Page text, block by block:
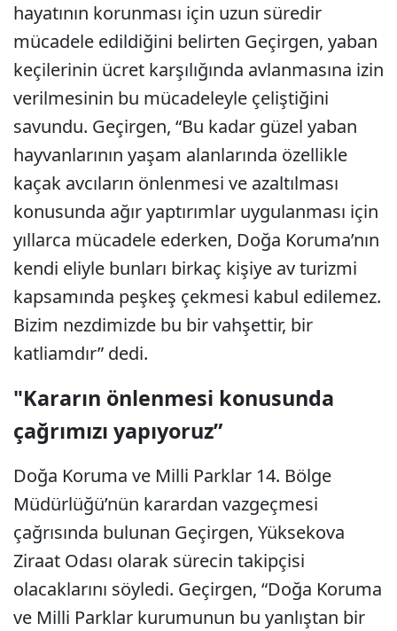
hayatının korunması için uzun süredir
mücadele edildiğini belirten Geçirgen, yaban
keçilerinin ücret karşılığında avlanmasına izin
verilmesinin bu mücadeleyle çeliştiğini
savundu. Geçirgen, “Bu kadar güzel yaban
hayvanlarının yaşam alanlarında özellikle
kaçak avcıların önlenmesi ve azaltılması
konusunda ağır yaptırımlar uygulanması için
yıllarca mücadele ederken, Doğa Koruma’nın
kendi eliyle bunları birkaç kişiye av turizmi
kapsamında peşkeş çekmesi kabul edilemez.
Bizim nezdimizde bu bir vahşettir, bir
katliamdır” dedi.
"Kararın önlenmesi konusunda
çağrımızı yapıyoruz”
Doğa Koruma ve Milli Parklar 14. Bölge
Müdürlüğü’nün karardan vazgeçmesi
çağrısında bulunan Geçirgen, Yüksekova
Ziraat Odası olarak sürecin takipçisi
olacaklarını söyledi. Geçirgen, “Doğa Koruma
ve Milli Parklar kurumunun bu yanlıştan bir